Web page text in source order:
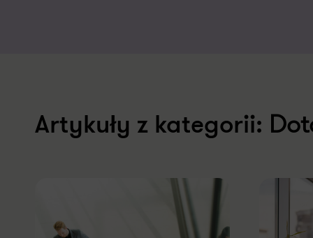
Artykuły z kategorii: